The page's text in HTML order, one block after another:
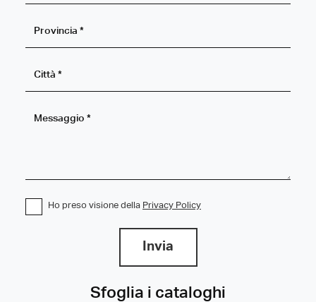
Sfoglia i cataloghi
Ho preso visione della Privacy Policy
Invia